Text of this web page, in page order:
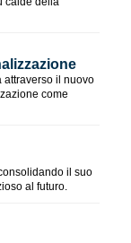
attraverso il nuovo
come
il suo
al futuro.